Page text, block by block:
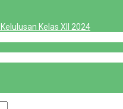
Kelas XII 2024